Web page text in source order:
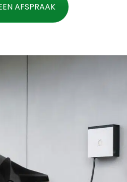
AFSPRAAK